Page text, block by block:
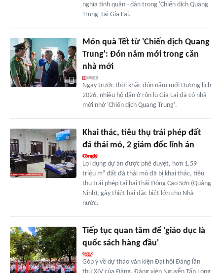
nghĩa tình quân - dân trong 'Chiến dịch Quang
Trung' tại Gia Lai.
Món quà Tết từ 'Chiến dịch Quang
Trung': Đón năm mới trong căn
nhà mới
Ngay trước thời khắc đón năm mới Dương lịch
2026, nhiều hộ dân ở rốn lũ Gia Lai đã có nhà
mới nhờ 'Chiến dịch Quang Trung'.
Khai thác, tiêu thụ trái phép đất
đá thải mỏ, 2 giám đốc lĩnh án
Lợi dụng dự án được phê duyệt, hơn 1,59
triệu m³ đất đá thải mỏ đã bị khai thác, tiêu
thụ trái phép tại bãi thải Đông Cao Sơn (Quảng
Ninh), gây thiệt hại đặc biệt lớn cho Nhà
nước.
Tiếp tục quan tâm để 'giáo dục là
quốc sách hàng đầu'
Góp ý về dự thảo văn kiện Đại hội Đảng lần
thứ XIV của Đảng, Đảng viên Nguyễn Tấn Long